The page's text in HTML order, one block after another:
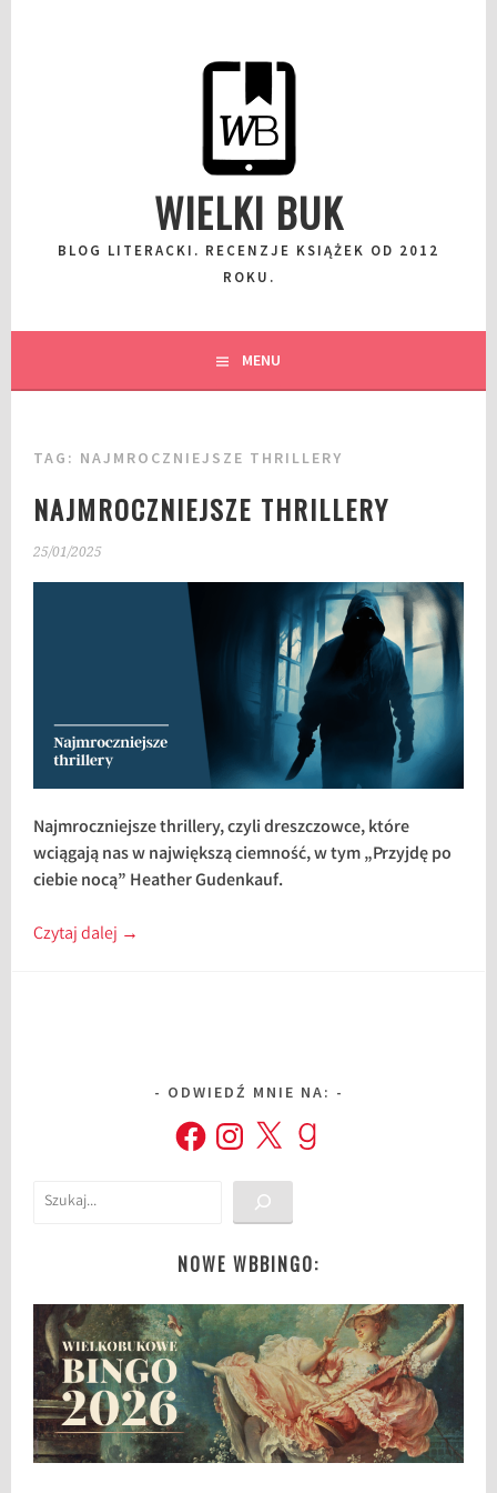
WIELKI BUK
BLOG LITERACKI. RECENZJE KSIĄŻEK OD 2012
ROKU.
MENU
TAG: NAJMROCZNIEJSZE THRILLERY
NAJMROCZNIEJSZE THRILLERY
25/01/2025
Najmroczniejsze thrillery, czyli dreszczowce, które
wciągają nas w największą ciemność, w tym „Przyjdę po
ciebie nocą” Heather Gudenkauf.
Czytaj dalej →
ODWIEDŹ MNIE NA:
FacebookInstagram
X Goodreads
Szukaj
NOWE WBBINGO: